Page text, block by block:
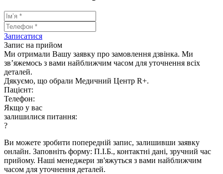
Записатися
Запис на прийом
Ми отримали Вашу заявку про замовлення дзвінка. Ми
зв’яжемось з вами найближчим часом для уточнення всіх
деталей.
Дякуємо, що обрали Медичний Центр R+.
Пацієнт:
Телефон:
Якщо у вас
залишилися питання:
?
Ви можете зробити попередній запис, залишивши заявку
онлайн. Заповніть форму: П.І.Б., контактні дані, зручний час
прийому. Наші менеджери зв'яжуться з вами найближчим
часом для уточнення деталей.